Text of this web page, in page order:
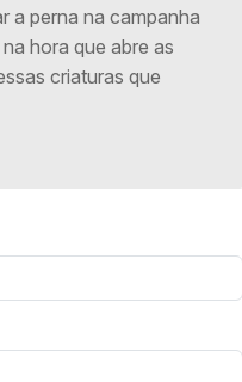
a perna na campanha
hora que abre as
criaturas que